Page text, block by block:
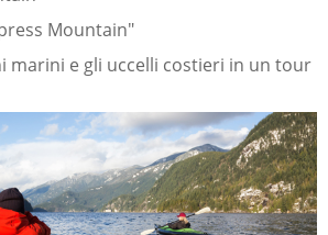
Mountain"
marini e gli uccelli costieri in un tour